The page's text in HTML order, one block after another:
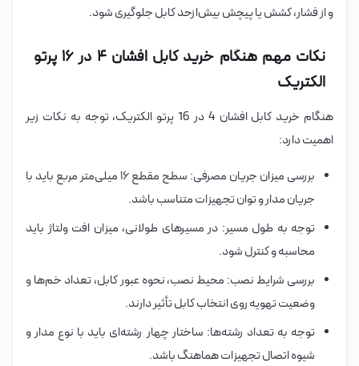
و از فشار، کشش یا پیچش بیش‌ازحد کابل جلوگیری شود.
نکات مهم هنگام خرید کابل افشان ۴ در ۱۶ پرتو
الکتریک
هنگام خرید کابل افشان 4 در 16 پرتو الکتریک، توجه به نکات زیر
اهمیت دارد:
بررسی میزان جریان مصرفی: سطح مقطع ۱۶ میلی‌متر مربع باید با
جریان مدار و توان تجهیزات متناسب باشد.
توجه به طول مسیر: در مسیرهای طولانی، میزان افت ولتاژ باید
محاسبه و کنترل شود.
بررسی شرایط نصب: محیط نصب، نحوه عبور کابل، تعداد خم‌ها و
وضعیت تهویه روی انتخاب کابل تأثیر دارند.
توجه به تعداد رشته‌ها: ساختار چهار رشته‌ای باید با نوع مدار و
شیوه اتصال تجهیزات هماهنگ باشد.